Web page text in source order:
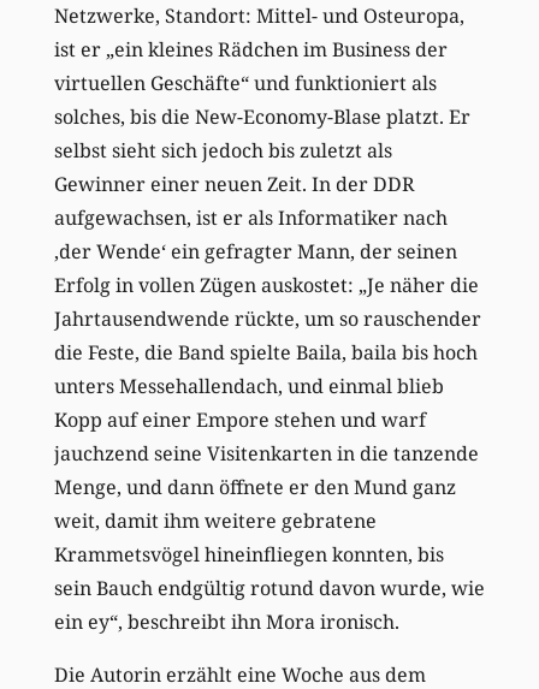
Netzwerke, Standort: Mittel- und Osteuropa,
ist er „ein kleines Rädchen im Business der
virtuellen Geschäfte“ und funktioniert als
solches, bis die New-Economy-Blase platzt. Er
selbst sieht sich jedoch bis zuletzt als
Gewinner einer neuen Zeit. In der DDR
aufgewachsen, ist er als Informatiker nach
‚der Wende‘ ein gefragter Mann, der seinen
Erfolg in vollen Zügen auskostet: „Je näher die
Jahrtausendwende rückte, um so rauschender
die Feste, die Band spielte Baila, baila bis hoch
unters Messehallendach, und einmal blieb
Kopp auf einer Empore stehen und warf
jauchzend seine Visitenkarten in die tanzende
Menge, und dann öffnete er den Mund ganz
weit, damit ihm weitere gebratene
Krammetsvögel hineinfliegen konnten, bis
sein Bauch endgültig rotund davon wurde, wie
ein ey“, beschreibt ihn Mora ironisch.
Die Autorin erzählt eine Woche aus dem